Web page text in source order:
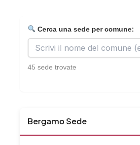
Cerca una sede per comune:
45 sede trovate
Bergamo Sede